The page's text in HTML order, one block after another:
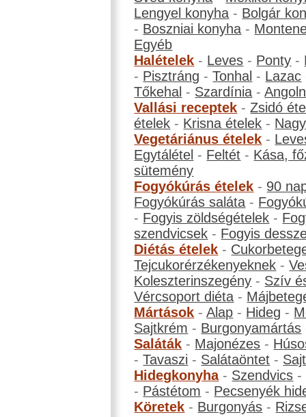
Lengyel konyha - Bolgár
- Boszniai konyha -
Egyéb
Halételek - Leves - Ponty -
- Pisztráng -Tonhal - Lazac
Tőkehal - Szardínia -
Vallási receptek -Zsidó
ételek - Krisna ételek -
Vegetáriánus ételek -
Egytálétel - Feltét - Kása,
sütemény
Fogyókúrás ételek - 90
Fogyókúrás saláta -
- Fogyis zöldségételek -
szendvicsek - Fogyis
Diétás ételek -
Tejcukorérzékenyeknek -
Koleszterinszegény - Szív
Vércsoport diéta -
Mártások -Alap - Hideg -
Sajtkrém - Burgonyamártás
Saláták - Majonézes -
-Tavaszi - Salátaöntet -
Hidegkonyha- Szendvics -
- Pástétom - Pecsenyék
Köretek - Burgonyás -